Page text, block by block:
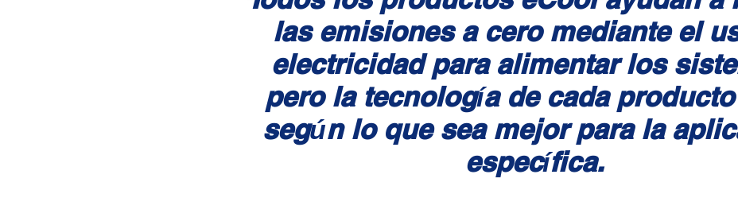
las emisiones a cero mediante el
electricidad para alimentar los
pero la tecnología de cada
según lo que sea mejor para la
específica.